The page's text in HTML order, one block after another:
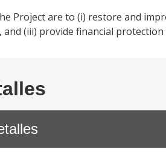
Project are to (i) restore and
(iii) provide financial